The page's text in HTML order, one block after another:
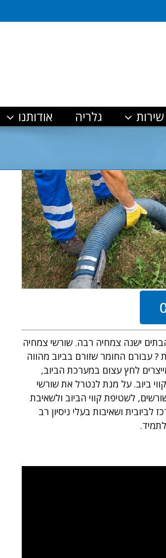
שירות גלריה אודותנו
ישנה צמחיה רבה. שורשי צמחיה
עבורם החומר שזורם בביוב מהווה
לחץ עצום במערכת הביוב,
ביוב. על מנת לנטרל את שורשי
לשטיפת קווי הביוב ולשאיבת
ושאיבות בעלי ניסיון רב